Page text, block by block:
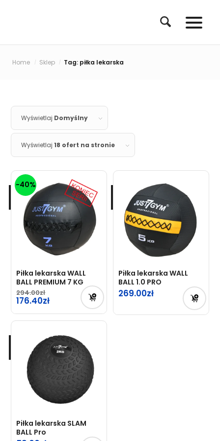
Home / Sklep / Tag: piłka lekarska
Wyświetlaj Domyślny
Wyświetlaj18 ofert na stronie
-40%
Piłka lekarska WALL
BALL PREMIUM 7 KG
294.00
Pierwotna
cena
wynosiła:
294.00zł.
176.40
Aktualna
cena
176.40zł.
Piłka lekarska WALL
BALL 1.0 PRO
269.00
Piłka lekarska SLAM
BALL Pro